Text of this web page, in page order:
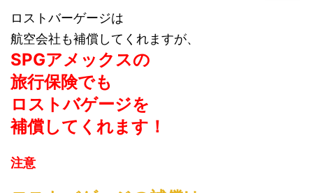
ロストバーゲージは
航空会社も補償してくれますが、
SPGアメックスの
旅行保険でも
ロストバゲージを
補償してくれます！
注意